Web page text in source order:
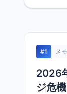
#1 メ
2026
ジ危